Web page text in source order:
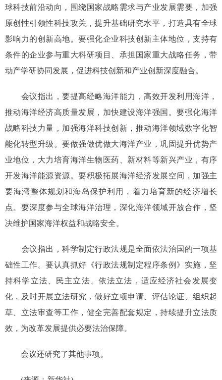
球科技前沿动向，围绕国家战略需求与产业发展需要，加强
原创性引领性科技攻关，提升基础研究水平，打造具有全球
影响力的创新高地。要强化企业科技创新主体地位，支持有
条件的企业参与重大科研项目、承担国家重大战略任务，带
动产学研协同发展，促进科技创新和产业创新深度融合。
会议指出，要提高经略海洋能力，高效开发利用海洋，
推动海洋经济高质量发展，加快建设海洋强国。要强化海洋
战略科技力量，加强海洋科技创新，推动海洋领域数字化智
能化转型升级。要做强做优做大海洋产业，巩固提升优势产
业地位，大力培育海洋生物医药、新材料等新兴产业，有序
开发海洋能源资源。要积极拓展海洋经济发展空间，加强主
要海湾整体规划和海岛保护利用，着力培育新的经济增长
点。要深度参与全球海洋治理，深化海洋领域开放合作，坚
决维护国家海洋权益和战略安全。
会议指出，科学制定行政法规是全面依法治国的一项基
础性工作。要认真抓好《行政法规制定程序条例》实施，坚
持科学立法、民主立法、依法立法，适应经济社会发展变
化，及时开展立法研究，做好立项申请、评估论证、组织起
草、立法审查等工作，健全完善配套规定，持续提升立法质
效，为改革发展提供必要法治保障。
会议还研究了其他事项。